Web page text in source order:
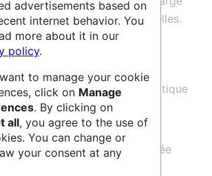
d’échelles spatiales et temporelles.
constituée de 4 équipes de
Construction Sociale et politique
des normes et des
(CoST)
Monde arabe et Méditerranée
advertisements based on
internet behavior. You
more about it in our
policy.
to manage your cookie
click on Manage
. By clicking on
all, you agree to the use of
You can change or
your consent at any